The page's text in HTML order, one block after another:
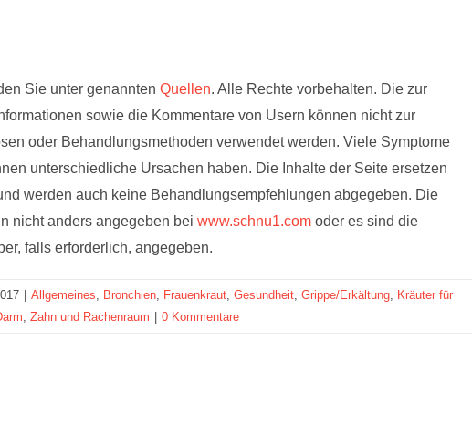
Sie unter genannten Quellen. Alle Rechte vorbehalten. Die zur
sowie die Kommentare von Usern können nicht zur
oder Behandlungsmethoden verwendet werden. Viele Symptome
unterschiedliche Ursachen haben. Die Inhalte der Seite ersetzen
werden auch keine Behandlungsempfehlungen abgegeben. Die
nicht anders angegeben bei www.schnu1.com oder es sind die
falls erforderlich, angegeben.
Allgemeines Bronchien Frauenkraut Gesundheit Grippe/Erkältung
Kräuter für
Zahn und Rachenraum 0 Kommentare